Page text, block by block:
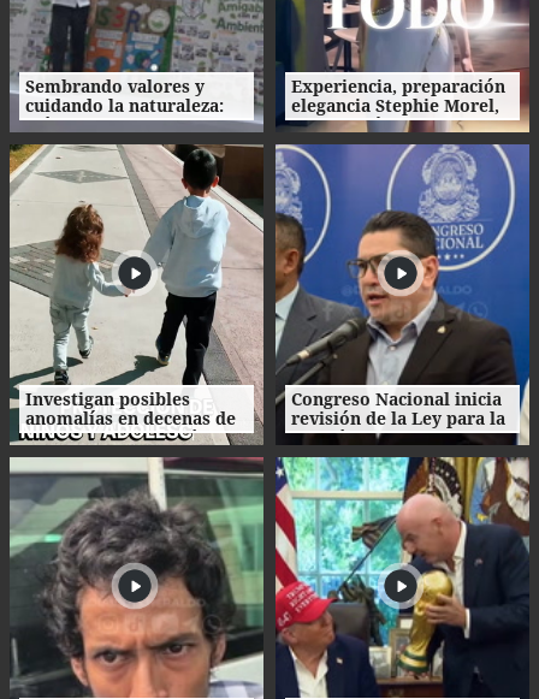
Sembrando valores y
cuidando la naturaleza:
así fue la clausura de las
Escuelas Amigables con el
Ambiente
Experiencia, preparación
elegancia Stephie Morel,
Miss Cortés va por la
corona de Miss Honduras
2026
Investigan posibles
anomalías en decenas de
procesos de adopción en
Honduras
Congreso Nacional inicia
revisión de la Ley para la
Gestión Integral de
Residuos en Honduras